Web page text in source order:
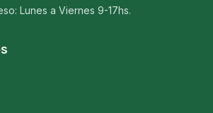
Lunes a Viernes 9-17hs.